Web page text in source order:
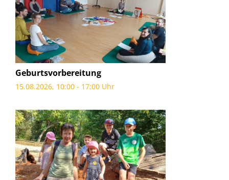
Geburtsvorbereitung
15.08.2026, 10:00 - 17:00 Uhr